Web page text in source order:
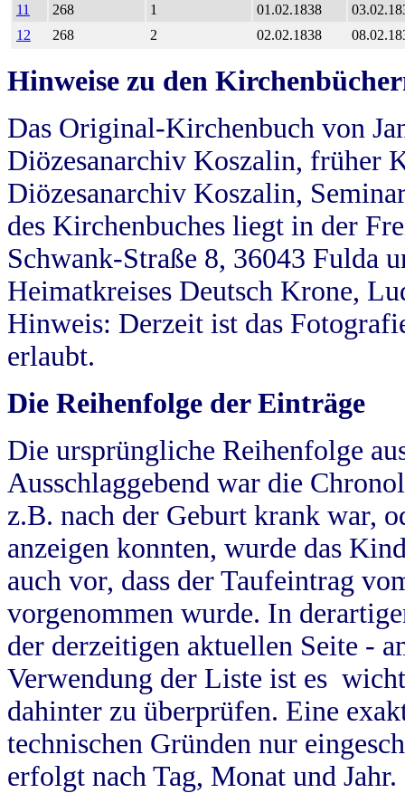
11
268 1 01.02.1838
12
268 2 02.02.1838
Hinweise zu den
Das Original-Kirchenbuch von
Diözesanarchiv Koszalin, früher
Diözesanarchiv Koszalin,
des Kirchenbuches liegt in der
Schwank-Straße 8, 36043 Fulda
Heimatkreises Deutsch Krone,
Hinweis: Derzeit ist das
erlaubt.
Die Reihenfolge der Einträge
Die ursprüngliche Reihenfolge
Ausschlaggebend war die
z.B. nach der Geburt krank war,
anzeigen konnten, wurde das
auch vor, dass der Taufeintrag
vorgenommen wurde. In
der derzeitigen aktuellen Seite -
Verwendung der Liste ist es
dahinter zu überprüfen. Eine
technischen Gründen nur
erfolgt nach Tag, Monat und Jahr.